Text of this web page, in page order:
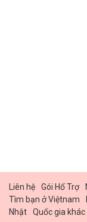
Liên hệ Gói Hổ Trợ
Tìm bạn ở Việtnam
Nhật
Quốc gia khác